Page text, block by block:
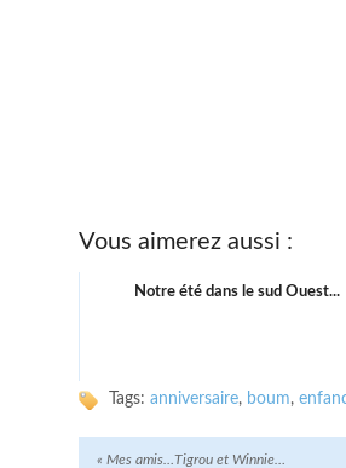
Vous aimerez aussi :
Notre été dans le sud Ouest...
Tags: anniversaire, boum,
« Mes amis…Tigrou et Winnie…